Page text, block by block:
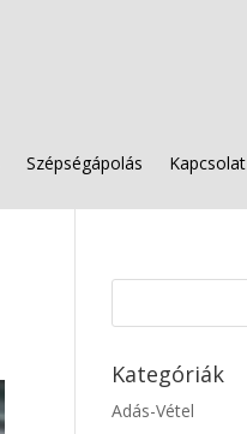
Szépségápolás Kapcsolat
Kategóriák
Adás-Vétel